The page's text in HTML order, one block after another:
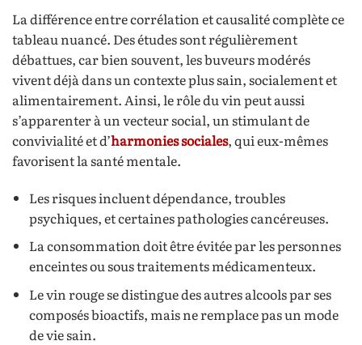
La différence entre corrélation et causalité complète ce
tableau nuancé. Des études sont régulièrement
débattues, car bien souvent, les buveurs modérés
vivent déjà dans un contexte plus sain, socialement et
alimentairement. Ainsi, le rôle du vin peut aussi
s’apparenter à un vecteur social, un stimulant de
convivialité et d’harmonies sociales, qui eux-mêmes
favorisent la santé mentale.
Les risques incluent dépendance, troubles
psychiques, et certaines pathologies cancéreuses.
La consommation doit être évitée par les personnes
enceintes ou sous traitements médicamenteux.
Le vin rouge se distingue des autres alcools par ses
composés bioactifs, mais ne remplace pas un mode
de vie sain.